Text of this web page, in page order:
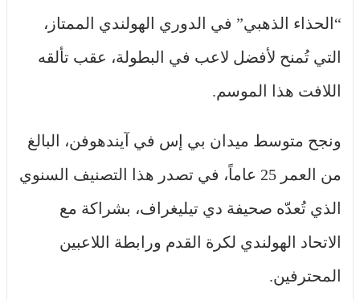
“الحذاء الذهبي” في الدوري الهولندي الممتاز،
التي تُمنح لأفضل لاعب في البطولة، عقب تألقه
اللافت هذا الموسم.
ونجح متوسط ميدان بي إس في آيندهوفن، البالغ
من العمر 25 عاماً، في تصدر هذا التصنيف السنوي
الذي تُعدّه صحيفة دي تيليغراف، بشراكة مع
الاتحاد الهولندي لكرة القدم ورابطة اللاعبين
المحترفين.